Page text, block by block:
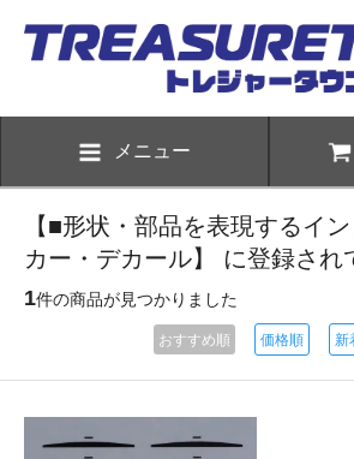
メニュー
【■形状・部品を表現するイ
カー・デカール】 に登録され
1件の商品が見つかりました
おすすめ順 価格順 新